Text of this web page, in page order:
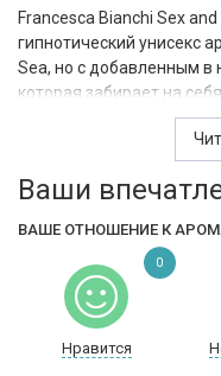
Francesca Bianchi Sex
гипнотический унисекс
Sea, но с добавленным в
которая забирает на
мелодии. В результате
сексуальный аромат,
этой ноты. Как и в
соленость моря, сладкий
Ваши
ВАШЕ ОТНОШЕНИЕ К
Нравится
0